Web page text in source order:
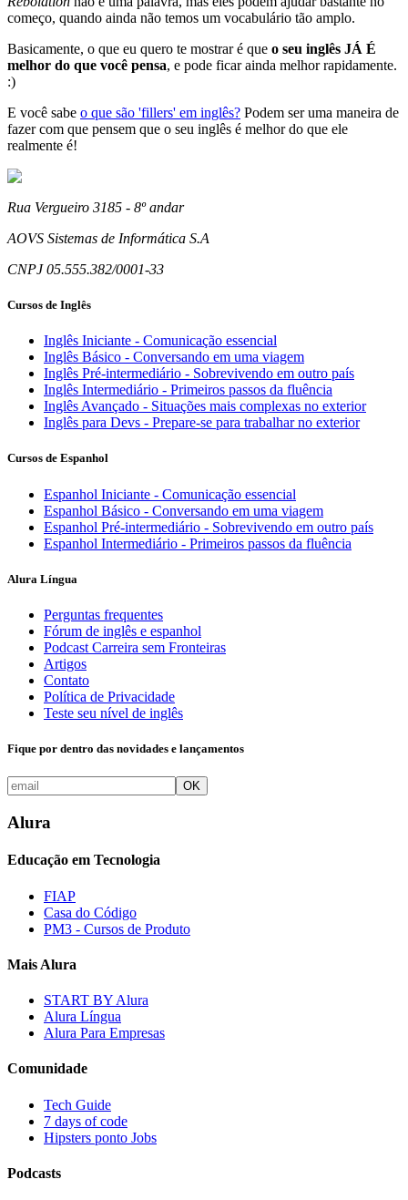
começo, quando ainda não temos um vocabulário tão amplo.
Basicamente, o que eu quero te mostrar é que o seu inglês JÁ É
melhor do que você pensa, e pode ficar ainda melhor rapidamente.
:)
E você sabe o que são 'fillers' em inglês? Podem ser uma maneira de
fazer com que pensem que o seu inglês é melhor do que ele
realmente é!
Rua Vergueiro 3185 - 8º andar
AOVS Sistemas de Informática S.A
CNPJ 05.555.382/0001-33
Cursos de Inglês
Inglês Iniciante - Comunicação essencial
Inglês Básico - Conversando em uma viagem
Inglês Pré-intermediário - Sobrevivendo em outro país
Inglês Intermediário - Primeiros passos da fluência
Inglês Avançado - Situações mais complexas no exterior
Inglês para Devs - Prepare-se para trabalhar no exterior
Cursos de Espanhol
Espanhol Iniciante - Comunicação essencial
Espanhol Básico - Conversando em uma viagem
Espanhol Pré-intermediário - Sobrevivendo em outro país
Espanhol Intermediário - Primeiros passos da fluência
Alura Língua
Perguntas frequentes
Fórum de inglês e espanhol
Podcast Carreira sem Fronteiras
Artigos
Contato
Política de Privacidade
Teste seu nível de inglês
Fique por dentro das novidades e lançamentos
OK
Alura
Educação em Tecnologia
FIAP
Casa do Código
PM3 - Cursos de Produto
Mais Alura
START BY Alura
Alura Língua
Alura Para Empresas
Comunidade
Tech Guide
7 days of code
Hipsters ponto Jobs
Podcasts